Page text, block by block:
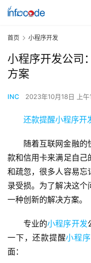
首页 小程序开发
小程序开发公司
方案
INC 2023年10月18日 上午
还款提醒小程序开
随着互联网金融的
款和信用卡来满足自己
和疏忽，很多人容易忘
录受损。为了解决这个
一种创新的解决方案。
专业的小程序开发
一下，还款提醒小程
面：